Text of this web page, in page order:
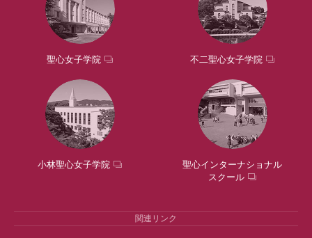
聖心女子学院 不二聖心女子学院
小林聖心女子学院
聖心インターナショナル
スクール
関連リンク